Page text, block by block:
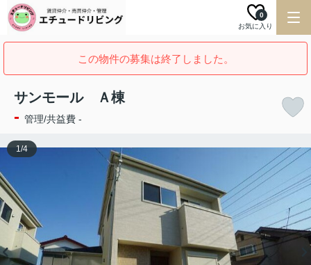
お気に入り
0
この物件の募集は終了しました。
サンモール Ａ棟
- 管理/共益費 -
1/4